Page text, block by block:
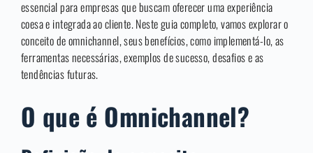
essencial para empresas que buscam oferecer uma experiência
coesa e integrada ao cliente. Neste guia completo, vamos explorar o
conceito de omnichannel, seus benefícios, como implementá-lo, as
ferramentas necessárias, exemplos de sucesso, desafios e as
tendências futuras.
O que é Omnichannel?